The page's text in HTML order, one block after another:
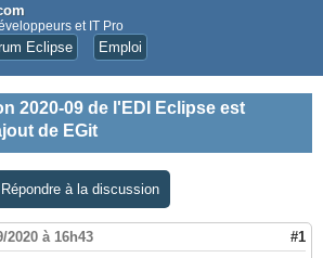
et IT Pro
Eclipse Emploi
2020-09 de l'EDI Eclipse est
de EGit
Répondre à la discussion
2020 à 16h43 #1